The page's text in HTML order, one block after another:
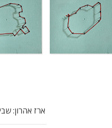
ארז אהרון: